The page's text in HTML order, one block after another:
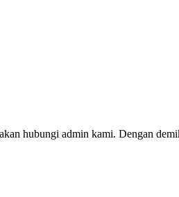
hubungi admin kami. Dengan